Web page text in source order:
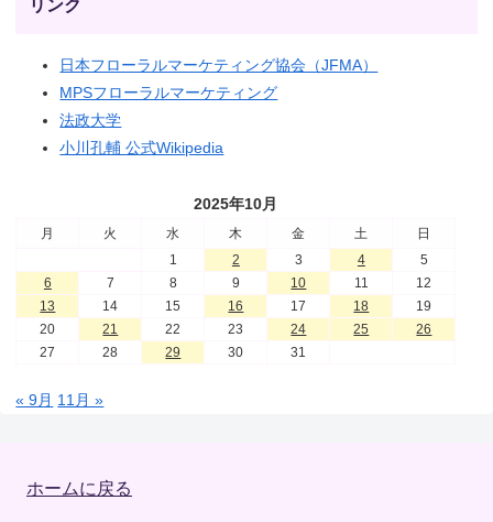
リンク
日本フローラルマーケティング協会（JFMA）
MPSフローラルマーケティング
法政大学
小川孔輔 公式Wikipedia
2025年10月
月 火 水 木 金 土
日
1
2 3 4
5
6
7 8 9 10 11
12
13
14 15 16 17 18
19
20
21 22 23 24 25
26
27
28 29 30 31
« 9月 11月 »
ホームに戻る